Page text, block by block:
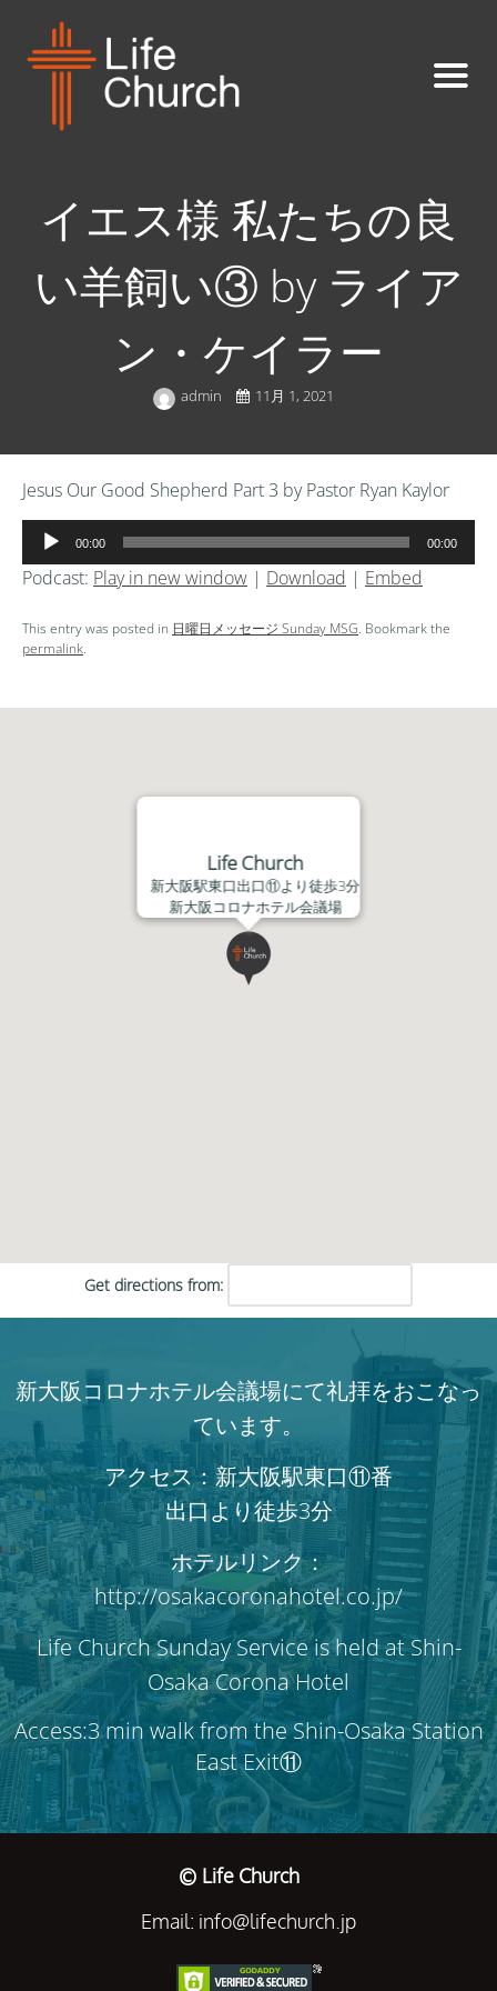
イエス様 私たちの良
い羊飼い③ by ライア
ン・ケイラー
admin 11月 1, 2021
Jesus Our Good Shepherd Part 3 by Pastor Ryan Kaylor
声
プ
ー
00:00 00:00
Podcast: Play in new window | Download | Embed
This entry was posted in 日曜日メッセージ Sunday MSG. Bookmark the
permalink.
Life Church
新大阪駅東口出口⑪より徒歩3分
新大阪コロナホテル会議場
Get directions from:
新大阪コロナホテル会議場にて礼拝をおこなっ
ています。
アクセス：新大阪駅東口⑪番
出口より徒歩3分
ホテルリンク：
http://osakacoronahotel.co.jp/
Life Church Sunday Service is held at Shin-
Osaka Corona Hotel
Access:3 min walk from the Shin-Osaka Station
East Exit⑪
© Life Church
Email: info@lifechurch.jp